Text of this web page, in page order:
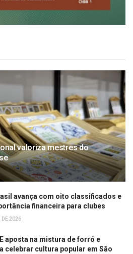
valoriza mestres do
avança com oito classificados e
financeira para clubes
DE 2026
aposta na mistura de forró e
celebrar cultura popular em São